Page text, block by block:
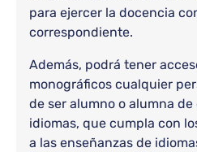
para ejercer la docencia
correspondiente.
Además, podrá tener
monográficos cualquier
de ser alumno o alumna
idiomas, que cumpla con
a las enseñanzas de